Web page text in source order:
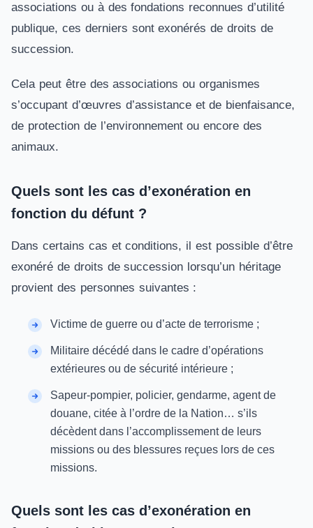
associations ou à des fondations reconnues d’utilité
publique, ces derniers sont exonérés de droits de
succession.
Cela peut être des associations ou organismes
s’occupant d’œuvres d’assistance et de bienfaisance,
de protection de l’environnement ou encore des
animaux.
Quels sont les cas d’exonération en
fonction du défunt ?
Dans certains cas et conditions, il est possible d’être
exonéré de droits de succession lorsqu’un héritage
provient des personnes suivantes :
Victime de guerre ou d’acte de terrorisme ;
Militaire décédé dans le cadre d’opérations
extérieures ou de sécurité intérieure ;
Sapeur-pompier, policier, gendarme, agent de
douane, citée à l’ordre de la Nation… s’ils
décèdent dans l’accomplissement de leurs
missions ou des blessures reçues lors de ces
missions.
Quels sont les cas d’exonération en